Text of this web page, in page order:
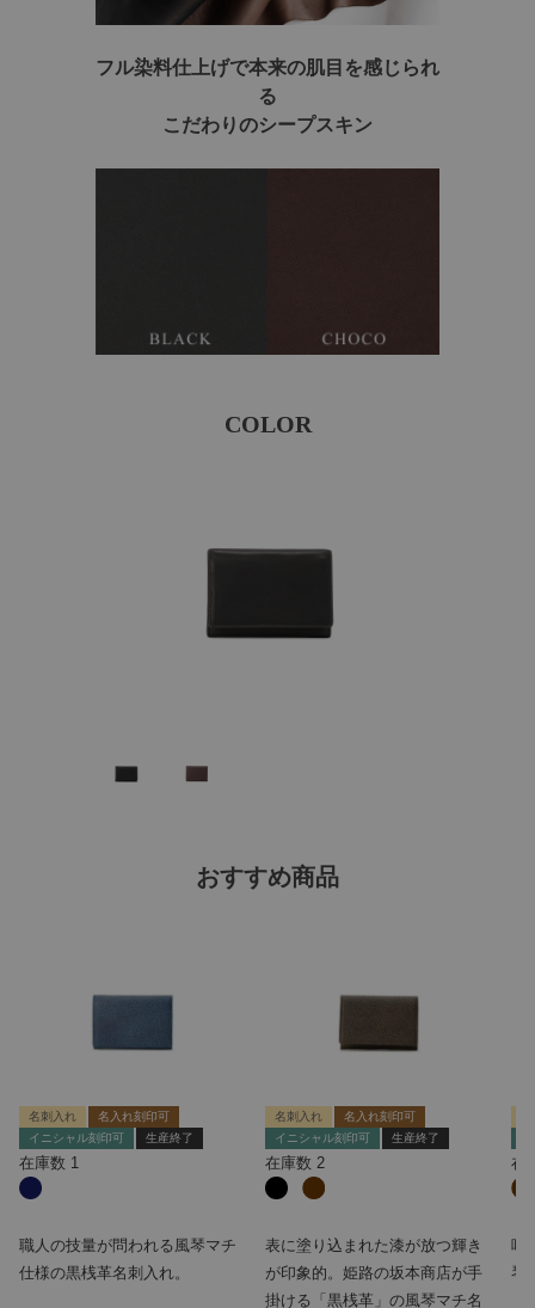
フル染料仕上げで本来の肌目を感じられ
る
こだわりのシープスキン
COLOR
おすすめ商品
名刺入れ
名入れ刻印可
イニシャル刻印可
生産終了
在庫数 1
職人の技量が問われる風琴マチ
仕様の黒桟革名刺入れ。
名刺入れ
名入れ刻印可
イニシャル刻印可
生産終了
在庫数 2
表に塗り込まれた漆が放つ輝き
が印象的。姫路の坂本商店が手
掛ける「黒桟革」の風琴マチ名
在
味
琴